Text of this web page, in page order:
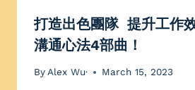
打造出色團隊 提升工作
溝通心法4部曲！
By Alex Wu· March 15, 2023